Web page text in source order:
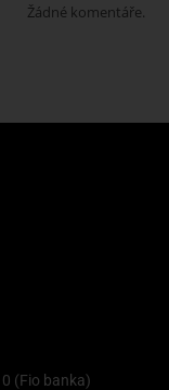
Žádné komentáře.
(Fio banka)